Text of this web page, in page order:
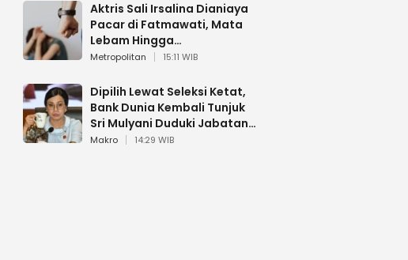
Aktris Sali Irsalina Dianiaya
Pacar di Fatmawati, Mata
Lebam Hingga
Diselamatkan Polantas
Metropolitan 15:11 WIB
Dipilih Lewat Seleksi Ketat,
Bank Dunia Kembali Tunjuk
Sri Mulyani Duduki Jabatan
Strategis
Makro 14:29 WIB